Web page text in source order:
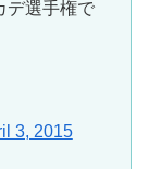
デ選手権で
3, 2015